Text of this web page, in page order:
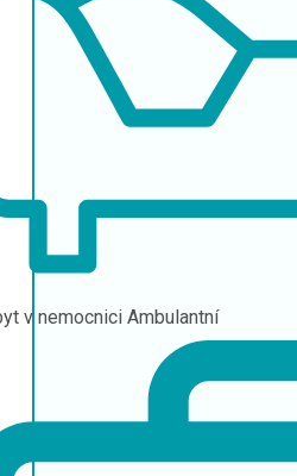
v nemocnici Ambulantní